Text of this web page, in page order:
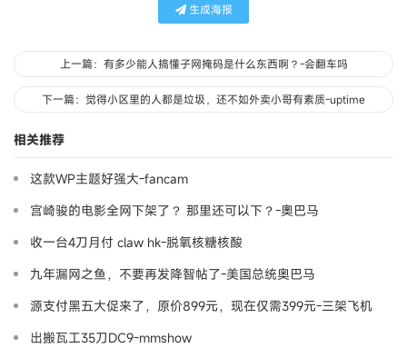
生成海报
上一篇：有多少能人搞懂子网掩码是什么东西啊？-会翻车吗
下一篇：觉得小区里的人都是垃圾，还不如外卖小哥有素质-uptime
相关推荐
这款WP主题好强大-fancam
宫崎骏的电影全网下架了？ 那里还可以下？-奧巴马
收一台4刀月付 claw hk-脱氧核糖核酸
九年漏网之鱼，不要再发降智帖了-美国总统奥巴马
源支付黑五大促来了，原价899元，现在仅需399元-三架飞机
出搬瓦工35刀DC9-mmshow